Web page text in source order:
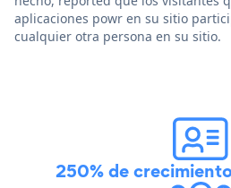
aplicaciones powr en su sitio
cualquier otra persona en su sitio.
250% de